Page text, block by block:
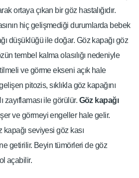
ortaya çıkan bir göz hastalığıdır.
hiç gelişmediği durumlarda bebek
düşüklüğü ile doğar. Göz kapağı göz
tembel kalma olasılığı nedeniyle
ve görme ekseni açık hale
pitozis, sıklıkla göz kapağını
zayıflaması ile görülür. Göz kapağı
ve görmeyi engeller hale gelir.
seviyesi göz kası
getirilir. Beyin tümörleri de göz
açabilir.